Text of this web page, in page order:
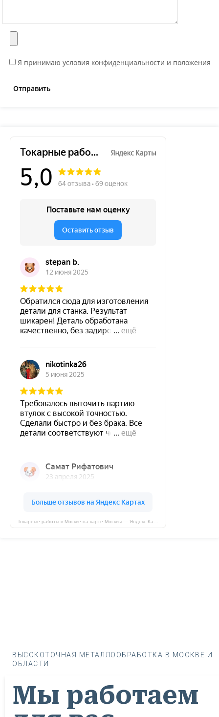
Я принимаю условия конфиденциальности и положения
ВЫСОКОТОЧНАЯ МЕТАЛЛООБРАБОТКА В МОСКВЕ И
ОБЛАСТИ
Мы работаем